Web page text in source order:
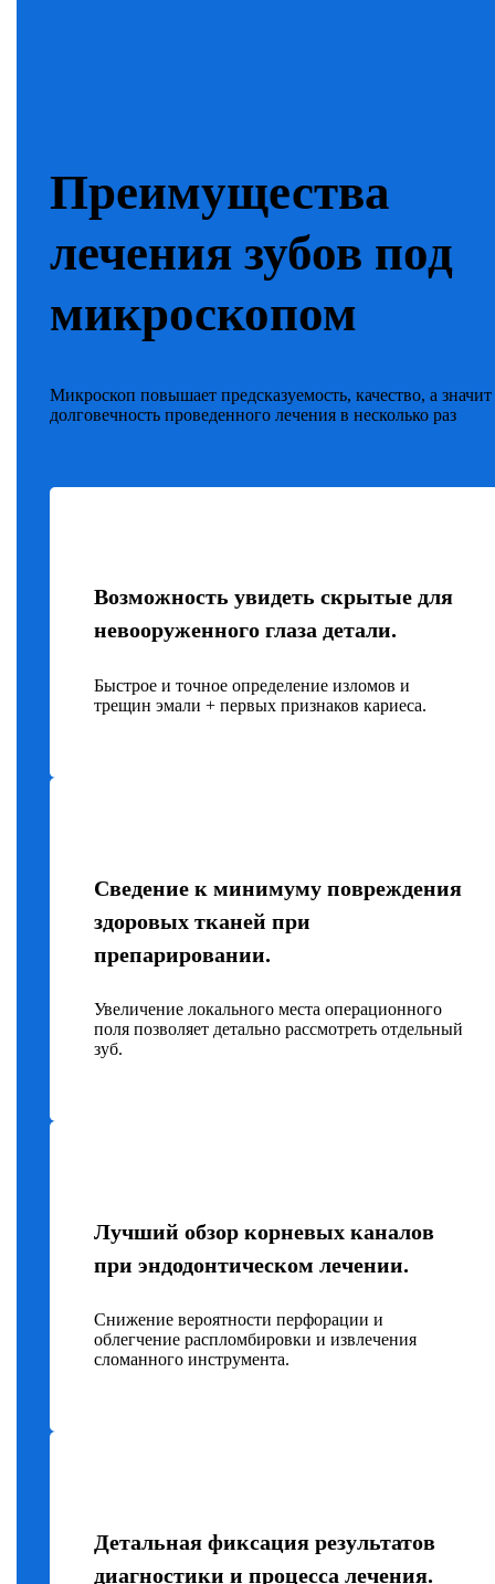
Преимущества
лечения зубов под
микроскопом
Микроскоп повышает предсказуемость, качество, а
долговечность проведенного лечения в несколько раз
Возможность увидеть скрытые для
невооруженного глаза детали.
Быстрое и точное определение изломов и
трещин эмали + первых признаков кариеса.
Сведение к минимуму повреждения
здоровых тканей при
препарировании.
Увеличение локального места операционного
поля позволяет детально рассмотреть отдельный
зуб.
Лучший обзор корневых каналов
при эндодонтическом лечении.
Снижение вероятности перфорации и
облегчение распломбировки и извлечения
сломанного инструмента.
Детальная фиксация результатов
диагностики и процесса лечения.